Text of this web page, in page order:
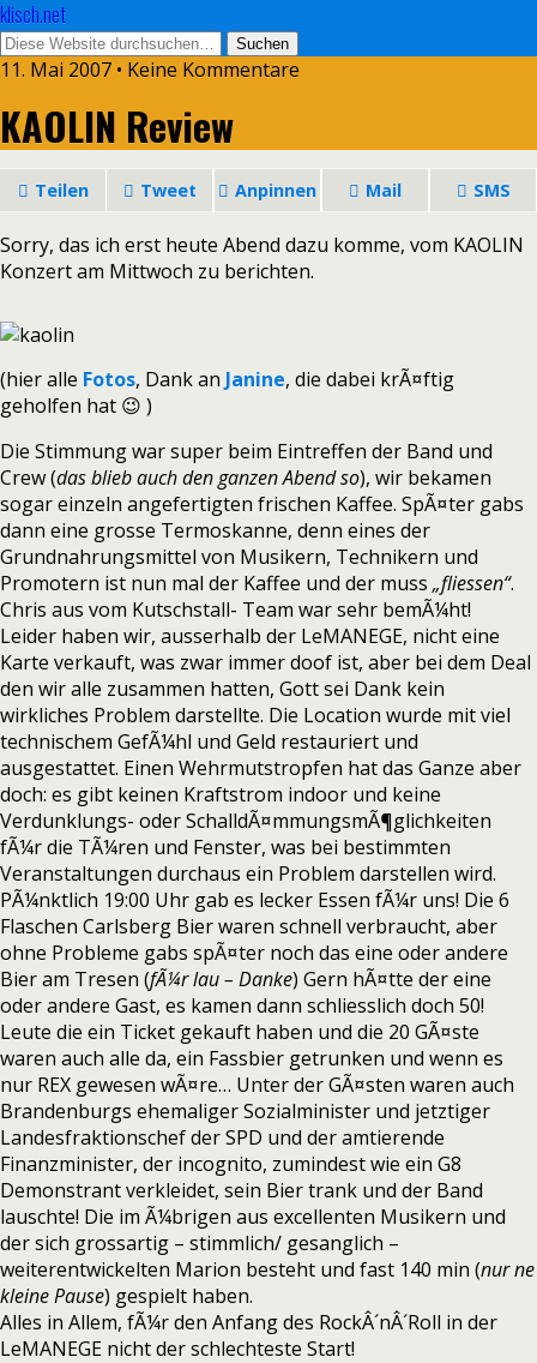
klisch.net
11. Mai 2007 • Keine Kommentare
KAOLIN Review
Teilen Tweet Anpinnen Mail SMS
Sorry, das ich erst heute Abend dazu komme, vom KAOLIN
Konzert am Mittwoch zu berichten.
(hier alle Fotos, Dank an Janine, die dabei krÃ¤ftig
geholfen hat 😉 )
Die Stimmung war super beim Eintreffen der Band und
Crew (das blieb auch den ganzen Abend so), wir bekamen
sogar einzeln angefertigten frischen Kaffee. SpÃ¤ter gabs
dann eine grosse Termoskanne, denn eines der
Grundnahrungsmittel von Musikern, Technikern und
Promotern ist nun mal der Kaffee und der muss „fliessen“.
Chris aus vom Kutschstall- Team war sehr bemÃ¼ht!
Leider haben wir, ausserhalb der LeMANEGE, nicht eine
Karte verkauft, was zwar immer doof ist, aber bei dem Deal
den wir alle zusammen hatten, Gott sei Dank kein
wirkliches Problem darstellte. Die Location wurde mit viel
technischem GefÃ¼hl und Geld restauriert und
ausgestattet. Einen Wehrmutstropfen hat das Ganze aber
doch: es gibt keinen Kraftstrom indoor und keine
Verdunklungs- oder SchalldÃ¤mmungsmÃ¶glichkeiten
fÃ¼r die TÃ¼ren und Fenster, was bei bestimmten
Veranstaltungen durchaus ein Problem darstellen wird.
PÃ¼nktlich 19:00 Uhr gab es lecker Essen fÃ¼r uns! Die 6
Flaschen Carlsberg Bier waren schnell verbraucht, aber
ohne Probleme gabs spÃ¤ter noch das eine oder andere
Bier am Tresen (fÃ¼r lau – Danke) Gern hÃ¤tte der eine
oder andere Gast, es kamen dann schliesslich doch 50!
Leute die ein Ticket gekauft haben und die 20 GÃ¤ste
waren auch alle da, ein Fassbier getrunken und wenn es
nur REX gewesen wÃ¤re… Unter der GÃ¤sten waren auch
Brandenburgs ehemaliger Sozialminister und jetztiger
Landesfraktionschef der SPD und der amtierende
Finanzminister, der incognito, zumindest wie ein G8
Demonstrant verkleidet, sein Bier trank und der Band
lauschte! Die im Ã¼brigen aus excellenten Musikern und
der sich grossartig – stimmlich/ gesanglich –
weiterentwickelten Marion besteht und fast 140 min (nur ne
kleine Pause) gespielt haben.
Alles in Allem, fÃ¼r den Anfang des RockÂ´nÂ´Roll in der
LeMANEGE nicht der schlechteste Start!